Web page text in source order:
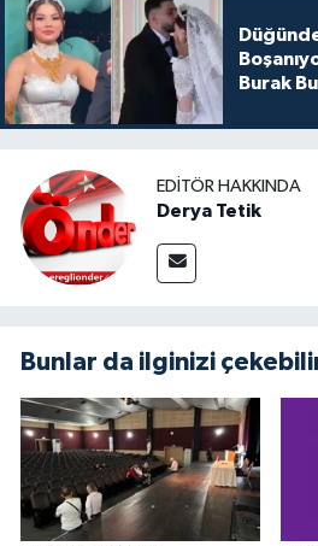
Burak
EDITÖR HAKKINDA
Derya Tetik
Bunlar da ilginizi